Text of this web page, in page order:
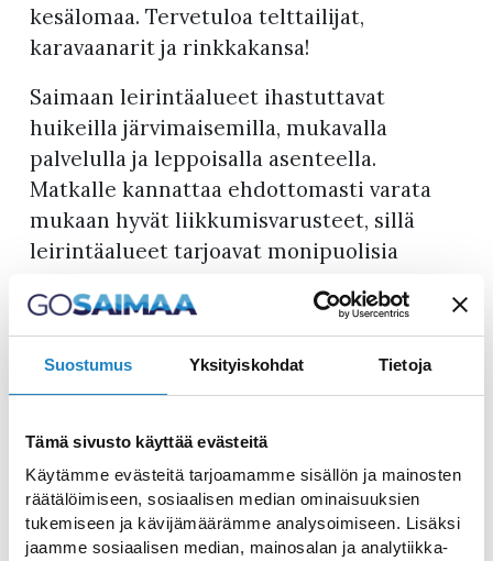
Suostumus Yksityiskohdat Tietoja
Tämä sivusto käyttää evästeitä
Käytämme evästeitä tarjoamamme sisällön ja mainosten
räätälöimiseen, sosiaalisen median ominaisuuksien
tukemiseen ja kävijämäärämme analysoimiseen. Lisäksi
jaamme sosiaalisen median, mainosalan ja analytiikka-
kesälomaa. Tervetuloa telttailijat,
karavaanarit ja rinkkakansa!
Saimaan leirintäalueet ihastuttavat
huikeilla järvimaisemilla, mukavalla
palvelulla ja leppoisalla asenteella.
Matkalle kannattaa ehdottomasti varata
mukaan hyvät liikkumisvarusteet, sillä
leirintäalueet tarjoavat monipuolisia
urheilumahdollisuuksia. Kulkupeli saa
levätä päivän tai useammankin, sillä Etelä-
Karjalan leirintäalueet tarjoavat aktiivista
tekemistä koko matkaporukalle vauvasta
vaariin. Lappeenrannan ja Imatran seudun
leirintäalueet, erämökit, upeat uimarannat
sekä kalaisat järvet odottavat jo tulevaa
kesälomaa.